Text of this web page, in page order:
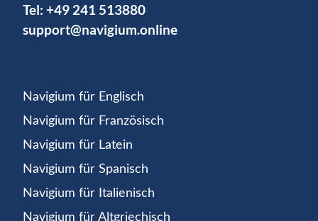
Tel: +49 241 513880
support@navigium.online
Navigium für Englisch
Navigium für Französisch
Navigium für Latein
Navigium für Spanisch
Navigium für Italienisch
Navigium für Altgriechisch